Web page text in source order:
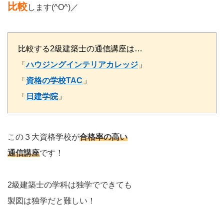
比較します(^O^)／
比較する2級建築士の通信講座は…
「ハウジングインテリアカレッジ 」
「 資格の学校TAC 」
「 日建学院」
この３大資格学校が合格率の高い
通信講座です！
2級建築士の学科は独学でできても
製図は独学だと難しい！